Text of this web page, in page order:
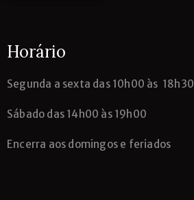
Horário
Segunda a sexta das 10h00 às 18h30
Sábado das 14h00 às 19h00
Encerra aos domingos e feriados